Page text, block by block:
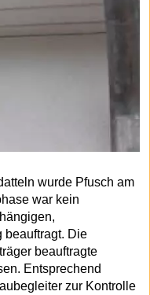
wurde Pfusch am
war kein
beauftragt. Die
beauftragte
Entsprechend
zur Kontrolle